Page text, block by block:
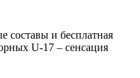
составы и бесплатная
U-17 – сенсация